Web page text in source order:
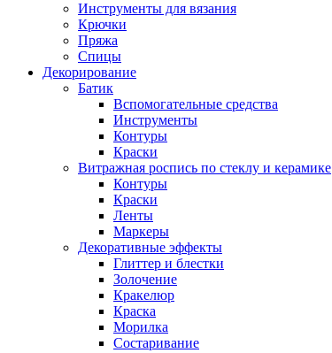
Инструменты для вязания
Крючки
Пряжа
Спицы
Декорирование
Батик
Вспомогательные средства
Инструменты
Контуры
Краски
Витражная роспись по стеклу и керамике
Контуры
Краски
Ленты
Маркеры
Декоративные эффекты
Глиттер и блестки
Золочение
Кракелюр
Краска
Морилка
Состаривание